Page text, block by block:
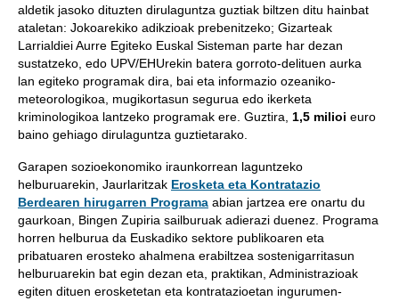
aldetik jasoko dituzten dirulaguntza guztiak biltzen ditu hainbat
ataletan: Jokoarekiko adikzioak prebenitzeko; Gizarteak
Larrialdiei Aurre Egiteko Euskal Sisteman parte har dezan
sustatzeko, edo UPV/EHUrekin batera gorroto-delituen aurka
lan egiteko programak dira, bai eta informazio ozeaniko-
meteorologikoa, mugikortasun segurua edo ikerketa
kriminologikoa lantzeko programak ere. Guztira, 1,5 milioi euro
baino gehiago dirulaguntza guztietarako.
Garapen sozioekonomiko iraunkorrean laguntzeko
helburuarekin, Jaurlaritzak Erosketa eta Kontratazio
Berdearen hirugarren Programa abian jartzea ere onartu du
gaurkoan, Bingen Zupiria sailburuak adierazi duenez. Programa
horren helburua da Euskadiko sektore publikoaren eta
pribatuaren erosteko ahalmena erabiltzea sostenigarritasun
helburuarekin bat egin dezan eta, praktikan, Administrazioak
egiten dituen erosketetan eta kontratazioetan ingurumen-